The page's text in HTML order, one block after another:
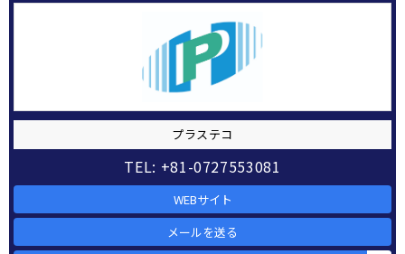
プラステコ
TEL: +81-0727553081
WEBサイト
メールを送る